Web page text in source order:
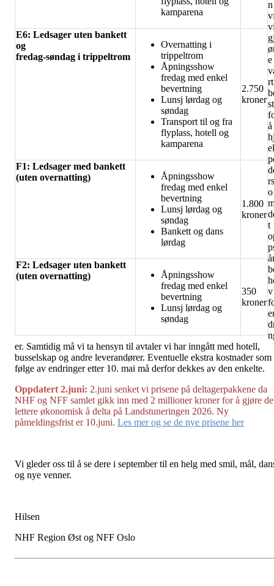
kamparena
E6: Ledsager uten bankett
og
fredag-søndag i trippeltrom
Overnatting i
trippeltrom
Åpningsshow
fredag med enkel
bevertning
Lunsj lørdag og
søndag
Transport til og fra
flyplass, hotell og
kamparena
2.750
kroner
F1: Ledsager med bankett
(uten overnatting)
Åpningsshow
fredag med enkel
bevertning
Lunsj lørdag og
søndag
Bankett og dans
lørdag
1.800
kroner
F2: Ledsager uten bankett
(uten overnatting)
Åpningsshow
fredag med enkel
bevertning
Lunsj lørdag og
søndag
350
kroner
n
e
rt
å
el
rs
o
t
v
er. Samtidig må vi ta hensyn til avtaler vi har inngått med hotell,
busselskap og andre leverandører. Eventuelle ekstra kostnader som
følge av endringer etter 10. mai må derfor dekkes av den enkelte.
Oppdatert 2.juni: 2.juni senket vi prisene på deltagerpakkene da
NHF og NFF samlet gikk inn med 2 millioner kroner for å gjøre
lettere økonomisk å delta på Landstuneringen 2026. Ny
påmeldingsfrist er 10.juni. Les mer og se de nye prisene her
Vi gleder oss til å se dere i september til en helg med smil, mål,
og nye venner.
Hilsen
NHF Region Øst og NFF Oslo